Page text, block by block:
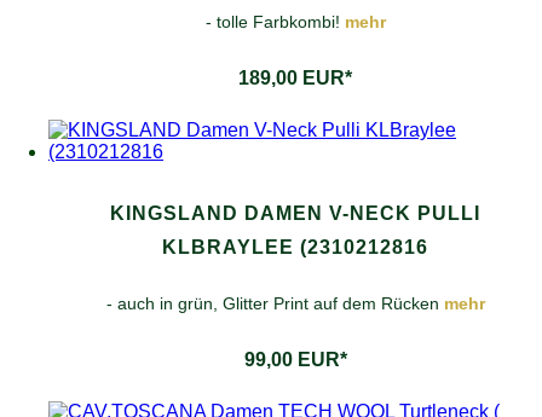
- tolle Farbkombi! mehr
189,00 EUR*
KINGSLAND DAMEN V-NECK PULLI
KLBRAYLEE (2310212816
- auch in grün, Glitter Print auf dem Rücken mehr
99,00 EUR*